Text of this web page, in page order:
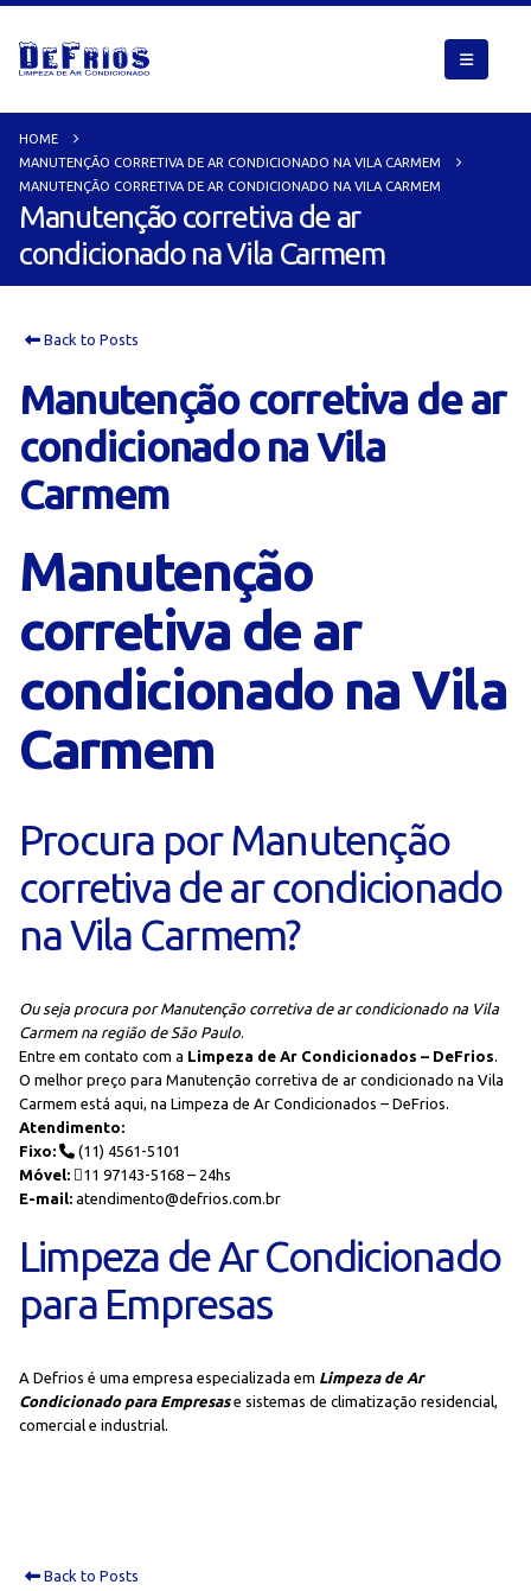
HOME
MANUTENÇÃO CORRETIVA DE AR CONDICIONADO NA VILA CARMEM
MANUTENÇÃO CORRETIVA DE AR CONDICIONADO NA VILA CARMEM
Manutenção corretiva de ar
condicionado na Vila Carmem
Back to Posts
Manutenção corretiva de ar
condicionado na Vila
Carmem
Manutenção
corretiva de ar
condicionado na Vila
Carmem
Procura por Manutenção
corretiva de ar condicionado
na Vila Carmem?
Ou seja procura por Manutenção corretiva de ar condicionado na Vila
Carmem na região de São Paulo.
Entre em contato com a Limpeza de Ar Condicionados – DeFrios.
O melhor preço para Manutenção corretiva de ar condicionado na Vila
Carmem está aqui, na Limpeza de Ar Condicionados – DeFrios.
Atendimento:
Fixo:
(11) 4561-5101
Móvel:
11 97143-5168 – 24hs
E-mail: atendimento@defrios.com.br
Limpeza de Ar Condicionado
para Empresas
A Defrios é uma empresa especializada em Limpeza de Ar
Condicionado para Empresase sistemas de climatização residencial,
comercial e industrial.
Back to Posts